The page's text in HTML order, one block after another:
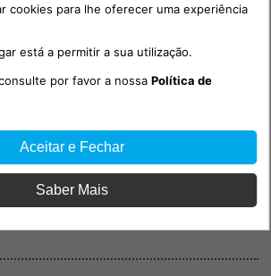
do MoKi-Lab é
das aulas de
de
alimentares e culinárias, na
alimentar
e na prevenção do excesso
assim para estilos
e sustentáveis.
cookies para lhe oferecer uma experiência
está a permitir a sua utilização.
por favor a nossaPolítica de
Aceitar e Fechar
Saber Mais